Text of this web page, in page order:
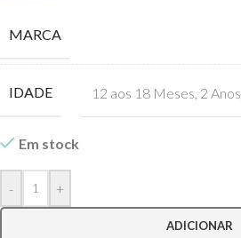
MARCA
IDADE 12 aos 18 Meses 2 Anos
Em stock
- +
ADICIONAR